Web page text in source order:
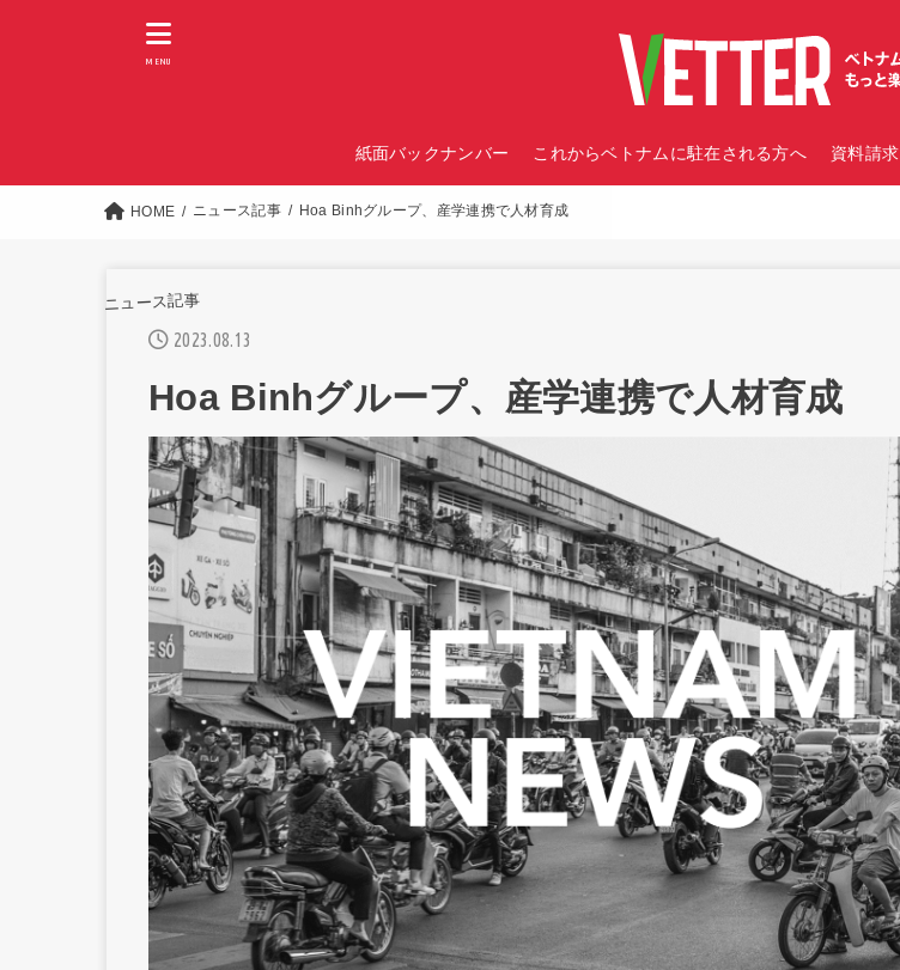
紙面バックナンバー これからベトナムに駐在される方へ 資料請求
MENU
HOME ニュース記事 Hoa Binhグループ、産学連携で人材育成
ニュース記事
2023.08.13
Hoa Binhグループ、産学連携で人材育成